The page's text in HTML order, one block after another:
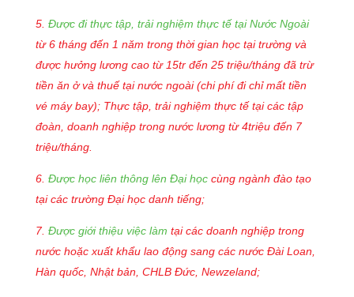
5. Được đi thực tập, trải nghiệm thực tế tại Nước Ngoài
từ 6 tháng đến 1 năm trong thời gian học tại trường và
được hưởng lương cao từ 15tr đến 25 triệu/tháng đã trừ
tiền ăn ở và thuế tại nước ngoài (chi phí đi chỉ mất tiền
vé máy bay); Thực tập, trải nghiệm thực tế tại các tập
đoàn, doanh nghiệp trong nước lương từ 4triệu đến 7
triệu/tháng.
6. Được học liên thông lên Đại học cùng ngành đào tạo
tại các trường Đại học danh tiếng;
7. Được giới thiệu việc làm tại các doanh nghiệp trong
nước hoặc xuất khẩu lao động sang các nước Đài Loan,
Hàn quốc, Nhật bản, CHLB Đức, Newzeland;